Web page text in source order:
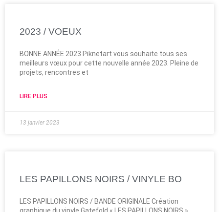
2023 / VOEUX
BONNE ANNÉE 2023 Piknetart vous souhaite tous ses
meilleurs vœux pour cette nouvelle année 2023. Pleine de
projets, rencontres et
LIRE PLUS
13 janvier 2023
LES PAPILLONS NOIRS / VINYLE BO
LES PAPILLONS NOIRS / BANDE ORIGINALE Création